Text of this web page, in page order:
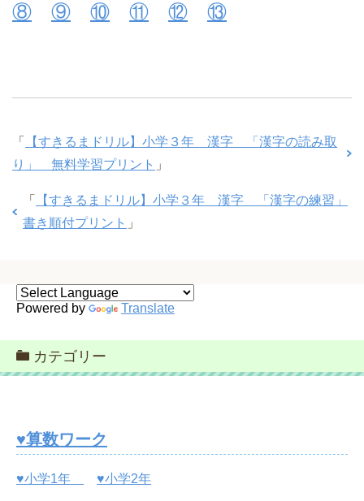
⑧ ⑨ ⑩ ⑪ ⑫ ⑬
「
【すきるまドリル】小学３年 漢字 「漢字の読み取
り」 無料学習プリント 」
「
【すきるまドリル】小学３年 漢字 「漢字の練習」
書き順付プリント 」
Powered by Translate
カテゴリー
♥算数ワーク
♥小学1年 ♥小学2年